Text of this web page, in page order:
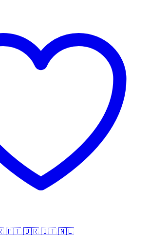
🇵🇹 🇧🇷 🇮🇹 🇳🇱